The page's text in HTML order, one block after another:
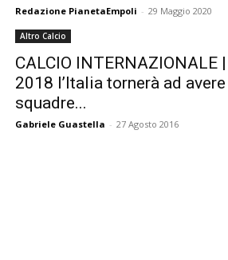
Redazione PianetaEmpoli - 29 Maggio 2020
Altro Calcio
CALCIO INTERNAZIONALE
2018 l’Italia tornerà ad
squadre...
Gabriele Guastella - 27 Agosto 2016